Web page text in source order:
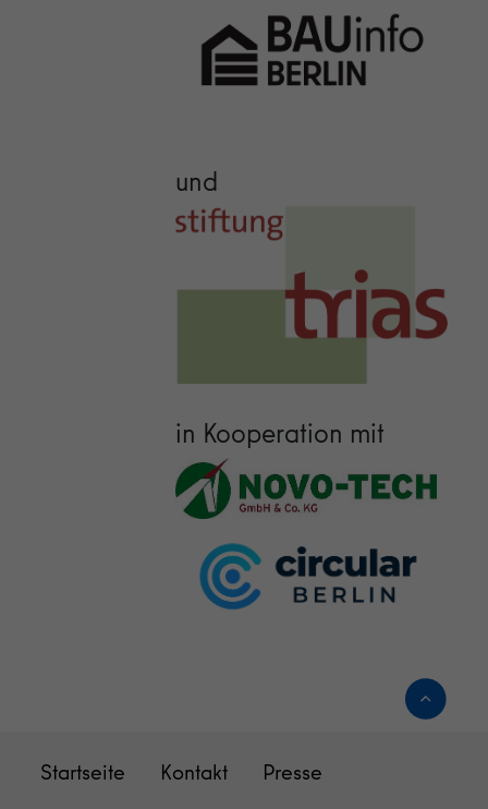
und
in Kooperation mit
Startseite Kontakt Presse